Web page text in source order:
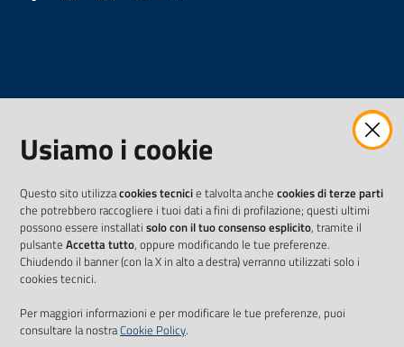
Usiamo i cookie
Questo sito utilizzacookies tecnicie talvolta anche cookies di terze parti
che potrebbero raccogliere i tuoi dati a fini di profilazione; questi ultimi
possono essere installati solo con il tuo consenso esplicito, tramite il
pulsante Accetta tutto, oppure modificando le tue preferenze.
Chiudendo il banner (con la X in alto a destra) verranno utilizzati solo i
cookies tecnici.
Per maggiori informazioni e per modificare le tue preferenze, puoi
consultare la nostraCookie Policy.